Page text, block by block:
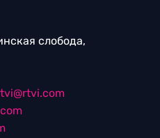
слобода,